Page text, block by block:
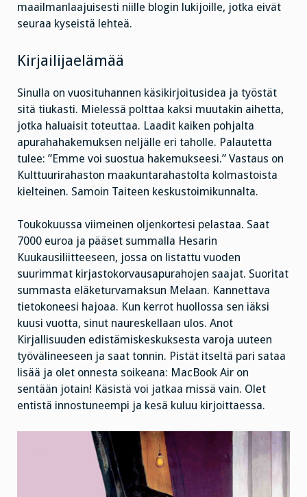
maailmanlaajuisesti niille blogin lukijoille, jotka eivät
seuraa kyseistä lehteä.
Kirjailijaelämää
Sinulla on vuosituhannen käsikirjoitusidea ja työstät
sitä tiukasti. Mielessä polttaa kaksi muutakin aihetta,
jotka haluaisit toteuttaa. Laadit kaiken pohjalta
apurahahakemuksen neljälle eri taholle. Palautetta
tulee: ”Emme voi suostua hakemukseesi.” Vastaus on
Kulttuurirahaston maakuntarahastolta kolmastoista
kielteinen. Samoin Taiteen keskustoimikunnalta.
Toukokuussa viimeinen oljenkortesi pelastaa. Saat
7000 euroa ja pääset summalla Hesarin
Kuukausiliitteeseen, jossa on listattu vuoden
suurimmat kirjastokorvausapurahojen saajat. Suoritat
summasta eläketurvamaksun Melaan. Kannettava
tietokoneesi hajoaa. Kun kerrot huollossa sen iäksi
kuusi vuotta, sinut naureskellaan ulos. Anot
Kirjallisuuden edistämiskeskuksesta varoja uuteen
työvälineeseen ja saat tonnin. Pistät itseltä pari sataa
lisää ja olet onnesta soikeana: MacBook Air on
sentään jotain! Käsistä voi jatkaa missä vain. Olet
entistä innostuneempi ja kesä kuluu kirjoittaessa.